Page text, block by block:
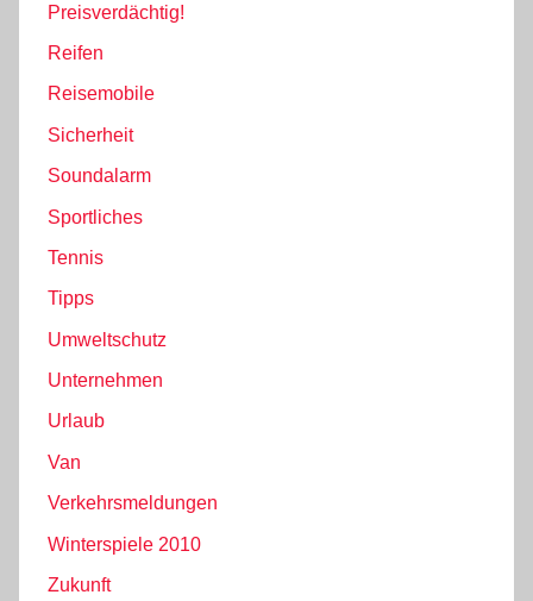
Preisverdächtig!
Reifen
Reisemobile
Sicherheit
Soundalarm
Sportliches
Tennis
Tipps
Umweltschutz
Unternehmen
Urlaub
Van
Verkehrsmeldungen
Winterspiele 2010
Zukunft